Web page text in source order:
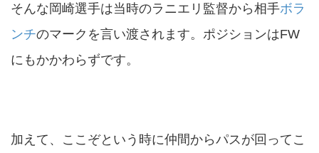
そんな岡崎選手は当時のラニエリ監督から相手ボラ
ンチのマークを言い渡されます。ポジションはFW
にもかかわらずです。
加えて、ここぞという時に仲間からパスが回ってこ